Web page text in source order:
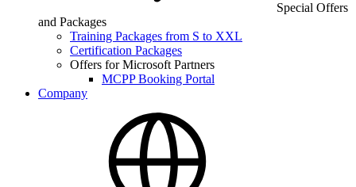
Special Offers
and Packages
Training Packages from S to XXL
Certification Packages
Offers for Microsoft Partners
MCPP Booking Portal
Company